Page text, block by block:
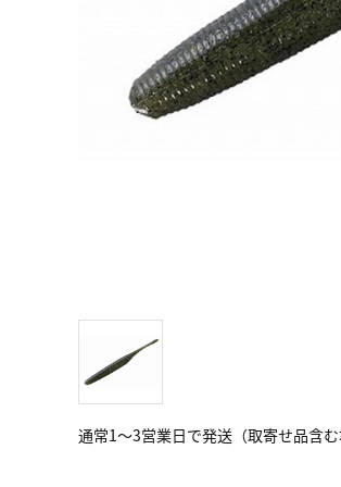
通常1～3営業日で発送（取寄せ品含む